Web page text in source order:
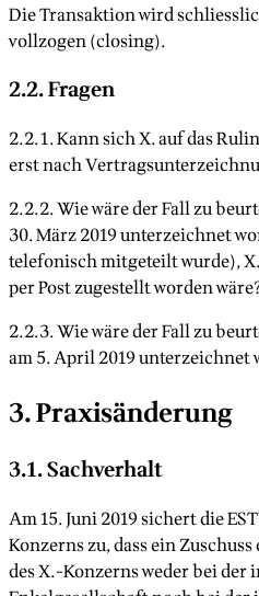
Die Transaktion wird
vollzogen (closing).
2.2. Fragen
2.2.1. Kann sich X. auf das
erst nach
2.2.2. Wie wäre der Fall zu
30. März 2019 unterzeichnet
telefonisch mitgeteilt wurde),
per Post zugestellt worden
2.2.3. Wie wäre der Fall zu
am 5. April 2019 unterzeichnet
3. Praxisänderung
3.1. Sachverhalt
Am 15. Juni 2019 sichert die
Konzerns zu, dass ein
des X.-Konzerns weder bei der